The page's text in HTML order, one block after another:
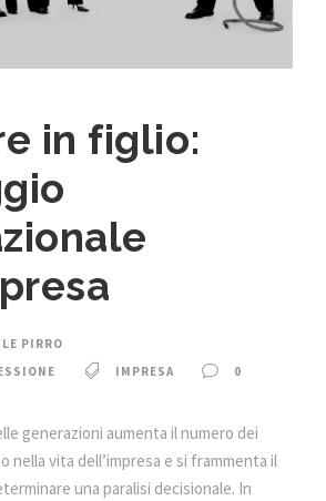
in figlio:
PIRRO
IMPRESA 0
generazioni aumenta il numero dei
nella vita dell’impresa e si frammenta il
una paralisi decisionale. In